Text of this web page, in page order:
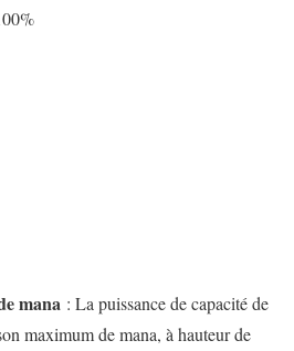
mana : La puissance de capacité de
maximum de mana, à hauteur de